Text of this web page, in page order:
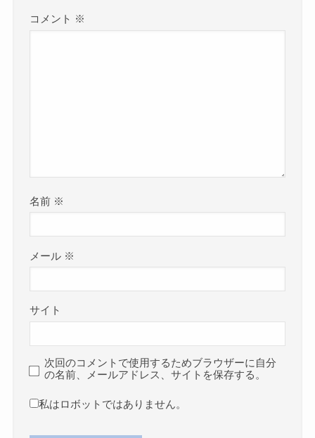
コメント ※
名前 ※
メール ※
サイト
次回のコメントで使用するためブラウザーに自分
の名前、メールアドレス、サイトを保存する。
私はロボットではありません。